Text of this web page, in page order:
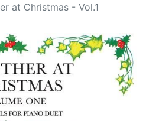
at Christmas - Vol.1